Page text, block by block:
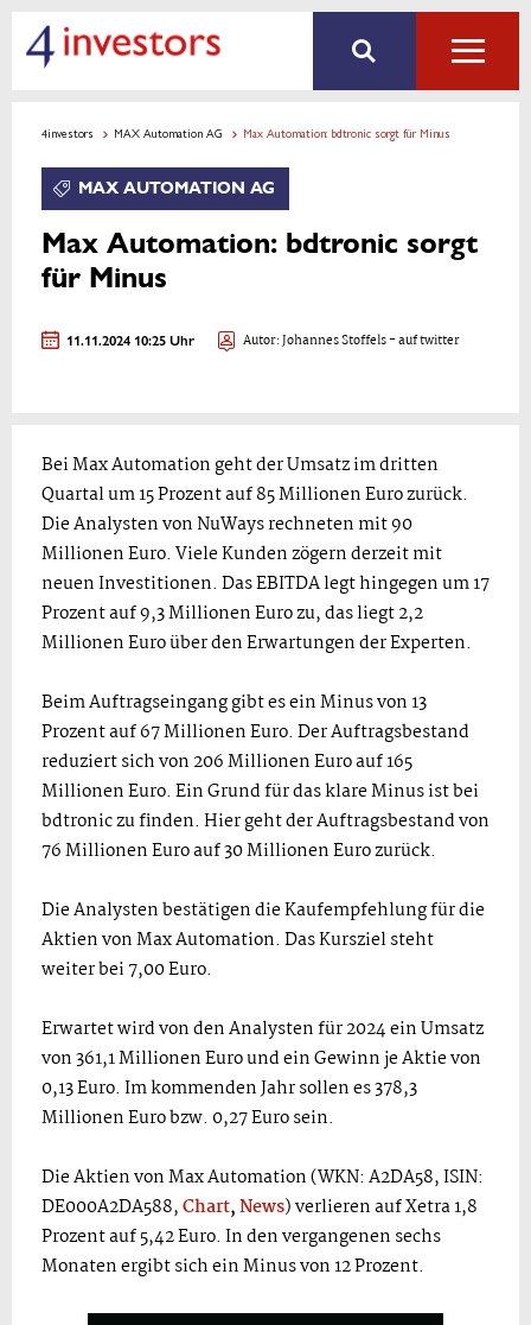
4investors MAX Automation AG Max Automation: bdtronic sorgt für Minus
MAX AUTOMATION AG
Max Automation: bdtronic sorgt
für Minus
11.11.2024 10:25 Uhr Autor:Johannes Stoffels- auf twitter
Bei Max Automation geht der Umsatz im dritten
Quartal um 15 Prozent auf 85 Millionen Euro zurück.
Die Analysten von NuWays rechneten mit 90
Millionen Euro. Viele Kunden zögern derzeit mit
neuen Investitionen. Das EBITDA legt hingegen um 17
Prozent auf 9,3 Millionen Euro zu, das liegt 2,2
Millionen Euro über den Erwartungen der Experten.
Beim Auftragseingang gibt es ein Minus von 13
Prozent auf 67 Millionen Euro. Der Auftragsbestand
reduziert sich von 206 Millionen Euro auf 165
Millionen Euro. Ein Grund für das klare Minus ist bei
bdtronic zu finden. Hier geht der Auftragsbestand von
76 Millionen Euro auf 30 Millionen Euro zurück.
Die Analysten bestätigen die Kaufempfehlung für die
Aktien von Max Automation. Das Kursziel steht
weiter bei 7,00 Euro.
Erwartet wird von den Analysten für 2024 ein Umsatz
von 361,1 Millionen Euro und ein Gewinn je Aktie von
0,13 Euro. Im kommenden Jahr sollen es 378,3
Millionen Euro bzw. 0,27 Euro sein.
Die Aktien von Max Automation (WKN: A2DA58, ISIN:
DE000A2DA588,Chart,News) verlieren auf Xetra 1,8
Prozent auf 5,42 Euro. In den vergangenen sechs
Monaten ergibt sich ein Minus von 12 Prozent.